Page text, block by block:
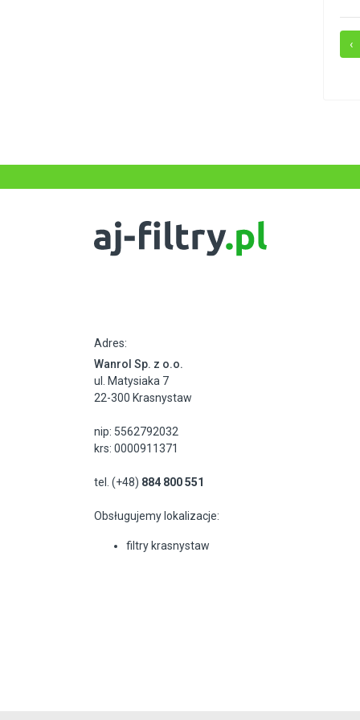
‹
Adres:
Wanrol Sp. z o.o.
ul. Matysiaka 7
22-300 Krasnystaw
nip: 5562792032
krs: 0000911371
tel. (+48) 884 800 551
Obsługujemy lokalizacje:
filtry krasnystaw